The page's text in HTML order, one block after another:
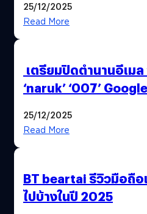
25/12/2025
Read More
เตรียมปิดตำนานอีเมล
‘naruk’ ‘007’
25/12/2025
Read More
BT beartai รีวิวมือถือ
ไปบ้างในปี 2025